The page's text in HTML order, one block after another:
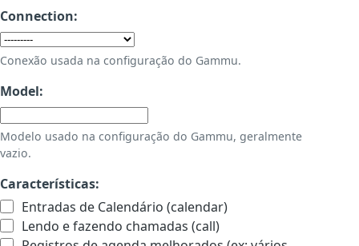
Connection:
Conexão usada na configuração do Gammu.
Model:
Modelo usado na configuração do Gammu, geralmente
vazio.
Características:
Entradas de Calendário (calendar)
Lendo e fazendo chamadas (call)